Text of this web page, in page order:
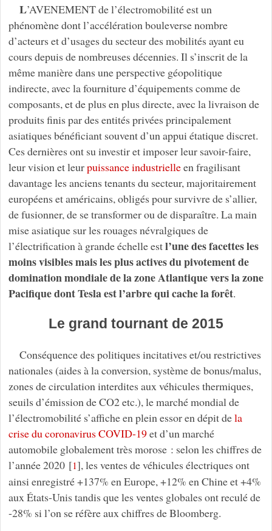
L’AVENEMENT de l’électromobilité est un
phénomène dont l’accélération bouleverse nombre
d’acteurs et d’usages du secteur des mobilités ayant eu
cours depuis de nombreuses décennies. Il s’inscrit de la
même manière dans une perspective géopolitique
indirecte, avec la fourniture d’équipements comme de
composants, et de plus en plus directe, avec la livraison de
produits finis par des entités privées principalement
asiatiques bénéficiant souvent d’un appui étatique discret.
Ces dernières ont su investir et imposer leur savoir-faire,
leur vision et leurpuissance industrielleen fragilisant
davantage les anciens tenants du secteur, majoritairement
européens et américains, obligés pour survivre de s’allier,
de fusionner, de se transformer ou de disparaître. La main
mise asiatique sur les rouages névralgiques de
l’électrification à grande échelle estl’une des facettes les
moins visibles mais les plus actives du pivotement de
domination mondiale de la zone Atlantique vers la zone
Pacifique dont Tesla est l’arbre qui cache la forêt.
Le grand tournant de 2015
Conséquence des politiques incitatives et/ou restrictives
nationales (aides à la conversion, système de bonus/malus,
zones de circulation interdites aux véhicules thermiques,
seuils d’émission de CO2 etc.), le marché mondial de
l’électromobilité s’affiche en plein essor en dépit dela
crise du coronavirus COVID-19et d’un marché
automobile globalement très morose : selon les chiffres de
l’année 2020[1], les ventes de véhicules électriques ont
ainsi enregistré +137% en Europe, +12% en Chine et +4%
aux États-Unis tandis que les ventes globales ont reculé de
-28% si l’on se réfère aux chiffres de Bloomberg.